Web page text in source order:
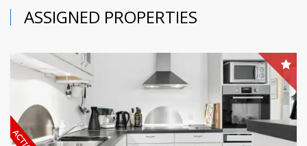
ASSIGNED PROPERTIES